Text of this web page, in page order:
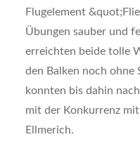
Flugelement
Übungen sauber und
erreichten beide tolle
den Balken noch ohne
konnten bis dahin
mit der Konkurrenz
Ellmerich.